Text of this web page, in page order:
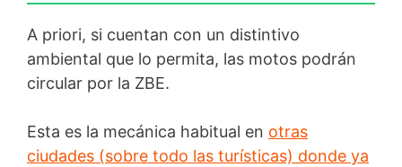
A priori, si cuentan con un distintivo
ambiental que lo permita, las motos podrán
circular por la ZBE.
Esta es la mecánica habitual en otras
ciudades (sobre todo las turísticas) donde ya